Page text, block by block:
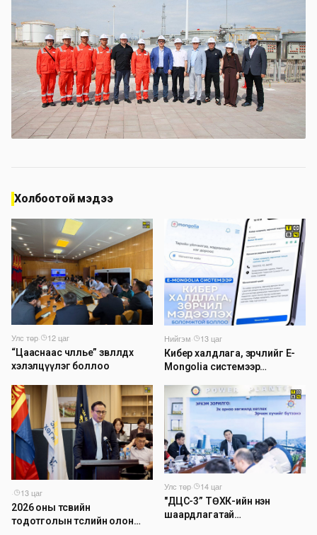
Холбоотой мэдээ
Улс төр·
12 цаг
“Цааснаас чөлөөлье” зөвлөлдөх
хэлэлцүүлэг боллоо
Нийгэм·
13 цаг
Кибер халдлага, зөрчлийг E-
Mongolia системээр
боломжтой боллоо
·
13 цаг
2026 оны төсвийн
тодотголын төслийн олон
Улс төр·
14 цаг
"ДЦС-3” ТӨХК-ийн нэн
шаардлагатай